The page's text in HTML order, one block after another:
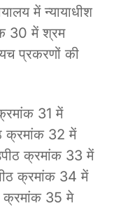
में न्यायाधीश
30 में श्रम
प्रकरणों की
31 में
क्रमांक 32 में
क्रमांक 33 में
क्रमांक 34 में
क्रमांक 35 मे